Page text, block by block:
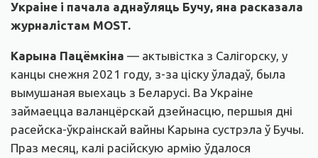
Украіне і пачала аднаўляць Бучу, яна расказала
журналістам MOST.
Карына Пацёмкіна — актывістка з Салігорску, у
канцы снежня 2021 году, з-за ціску ўладаў, была
вымушаная выехаць з Беларусі. Ва Украіне
займаецца валанцёрскай дзейнасцю, першыя дні
расейска-ўкраінскай вайны Карына сустрэла ў Бучы.
Праз месяц, калі расійскую армію ўдалося